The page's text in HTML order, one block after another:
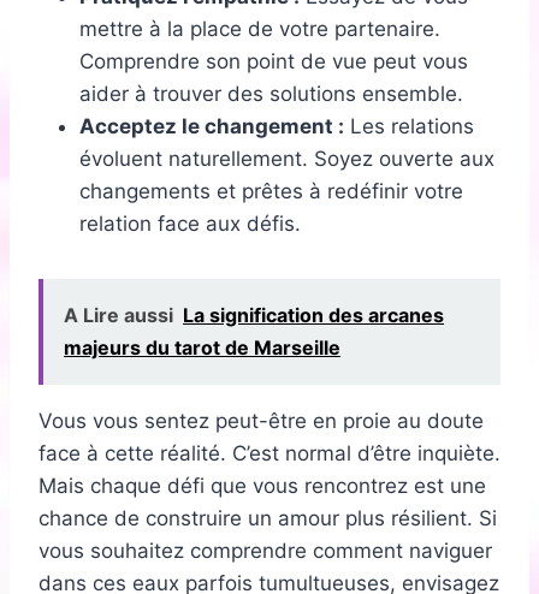
mettre à la place de votre partenaire.
Comprendre son point de vue peut vous
aider à trouver des solutions ensemble.
Acceptez le changement : Les relations
évoluent naturellement. Soyez ouverte aux
changements et prêtes à redéfinir votre
relation face aux défis.
A Lire aussi La signification des arcanes
majeurs du tarot de Marseille
Vous vous sentez peut-être en proie au doute
face à cette réalité. C’est normal d’être inquiète.
Mais chaque défi que vous rencontrez est une
chance de construire un amour plus résilient. Si
vous souhaitez comprendre comment naviguer
dans ces eaux parfois tumultueuses, envisagez